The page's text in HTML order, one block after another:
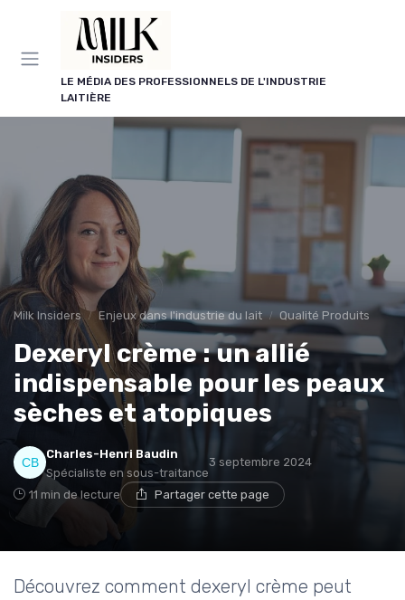
LE MÉDIA DES PROFESSIONNELS DE L'INDUSTRIE
LAITIÈRE
Milk Insiders Enjeux dans l'industrie du lait Qualité Produits
Dexeryl crème : un allié
indispensable pour les peaux
sèches et atopiques
Charles-Henri Baudin
Spécialiste en sous-traitance
3 septembre 2024
11 min de lecture Partager cette page
Découvrez comment dexeryl crème peut